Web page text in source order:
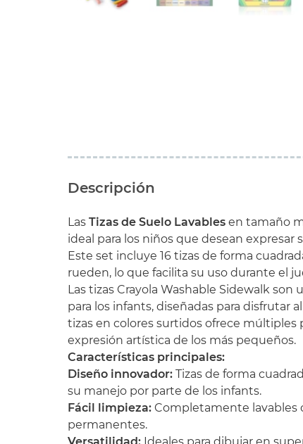
Descripción
Las Tizas de Suelo Lavables en tamaño
ideal para los niños que desean expresar
Este set incluye 16 tizas de forma
rueden, lo que facilita su uso durante el
Las tizas Crayola Washable Sidewalk
para los infants, diseñadas para disfrutar
tizas en colores surtidos ofrece múltiples
expresión artística de los más pequeños.
Características principales:
Diseño innovador: Tizas de forma
su manejo por parte de los infants.
Fácil limpieza: Completamente lavables
permanentes.